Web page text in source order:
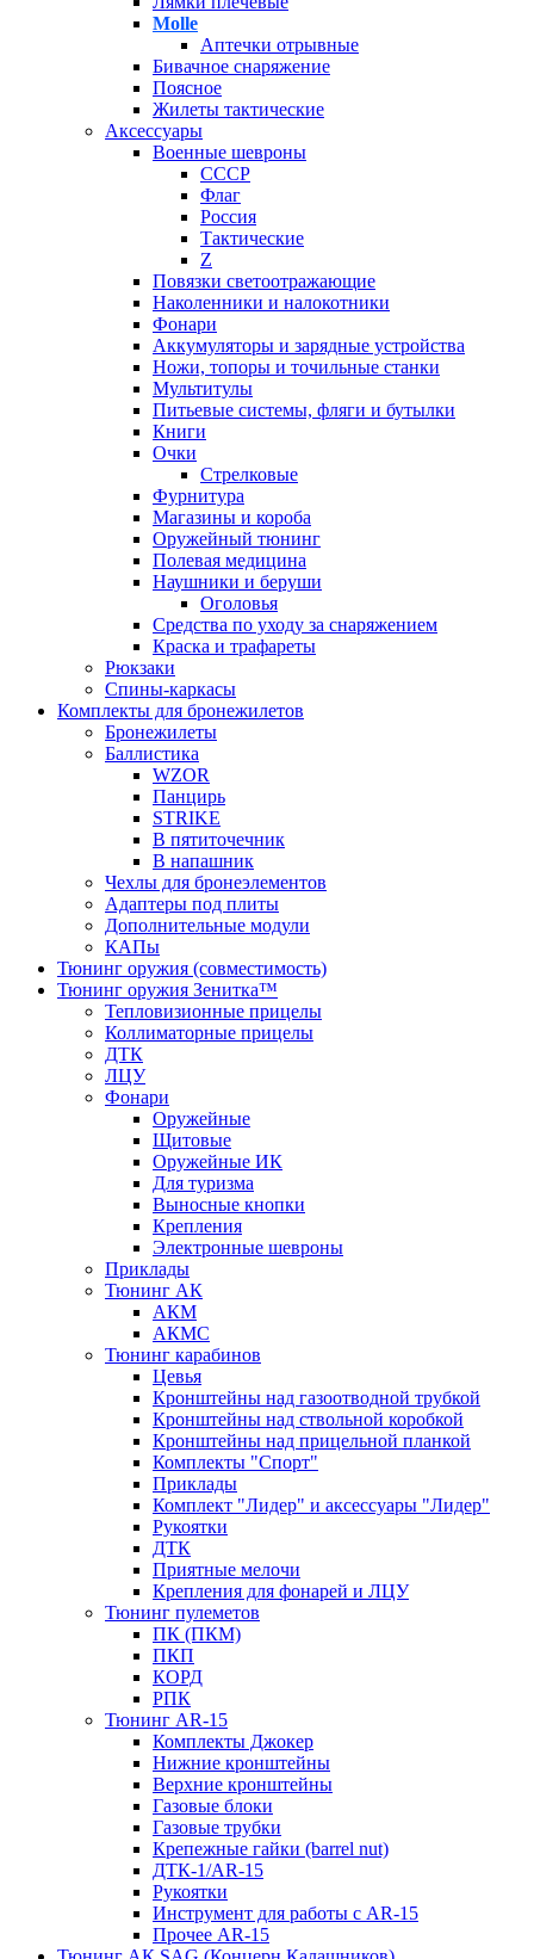
Molle
Аптечки отрывные
Бивачное снаряжение
Поясное
Жилеты тактические
Аксессуары
Военные шевроны
СССР
Флаг
Россия
Тактические
Z
Повязки светоотражающие
Наколенники и налокотники
Фонари
Аккумуляторы и зарядные устройства
Ножи, топоры и точильные станки
Мультитулы
Питьевые системы, фляги и бутылки
Книги
Очки
Стрелковые
Фурнитура
Магазины и короба
Оружейный тюнинг
Полевая медицина
Наушники и беруши
Оголовья
Средства по уходу за снаряжением
Краска и трафареты
Рюкзаки
Спины-каркасы
Комплекты для бронежилетов
Бронежилеты
Баллистика
WZOR
Панцирь
STRIKE
В пятиточечник
В напашник
Чехлы для бронеэлементов
Адаптеры под плиты
Дополнительные модули
КАПы
Тюнинг оружия (совместимость)
Тюнинг оружия Зенитка™
Тепловизионные прицелы
Коллиматорные прицелы
ДТК
ЛЦУ
Фонари
Оружейные
Щитовые
Оружейные ИК
Для туризма
Выносные кнопки
Крепления
Электронные шевроны
Приклады
Тюнинг АК
АКМ
АКМС
Тюнинг карабинов
Цевья
Кронштейны над газоотводной трубкой
Кронштейны над ствольной коробкой
Кронштейны над прицельной планкой
Комплекты "Спорт"
Приклады
Комплект "Лидер" и аксессуары "Лидер"
Рукоятки
ДТК
Приятные мелочи
Крепления для фонарей и ЛЦУ
Тюнинг пулеметов
ПК (ПКМ)
ПКП
КОРД
РПК
Тюнинг AR-15
Комплекты Джокер
Нижние кронштейны
Верхние кронштейны
Газовые блоки
Газовые трубки
Крепежные гайки (barrel nut)
ДТК-1/AR-15
Рукоятки
Инструмент для работы с AR-15
Прочее AR-15